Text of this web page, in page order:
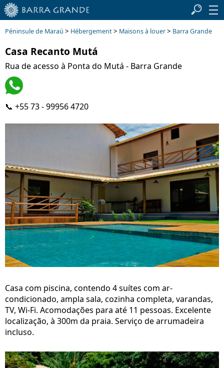
Péninsule de Maraú > Hébergement> Maisons à louer> Barra Grande
Casa Recanto Mutá
Rua de acesso à Ponta do Mutá - Barra Grande
📞 +55 73 - 99956 4720
Casa com piscina, contendo 4 suítes com ar-
condicionado, ampla sala, cozinha completa, varandas,
TV, Wi-Fi. Acomodações para até 11 pessoas. Excelente
localização, à 300m da praia. Serviço de arrumadeira
incluso.